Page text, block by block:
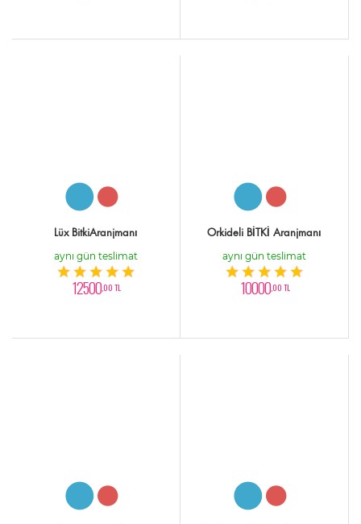
Lüx BitkiAranjmanı
aynı gün teslimat
12500,00 TL
Orkideli BİTKİ Aranjmanı
aynı gün teslimat
10000,00 TL